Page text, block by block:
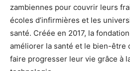
zambiennes pour couvrir leurs
écoles d’infirmières et les
santé. Créée en 2017, la
améliorer la santé et le bien-être
faire progresser leur vie grâce à